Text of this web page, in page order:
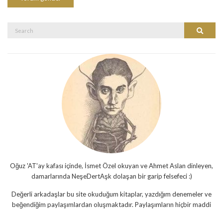
Search
Oğuz 'AT'ay kafası içinde, İsmet Özel okuyan ve Ahmet Aslan dinleyen,
damarlarında NeşeDertAşk dolaşan bir garip felsefeci :)
Değerli arkadaşlar bu site okuduğum kitaplar, yazdığım denemeler ve
beğendiğim paylaşımlardan oluşmaktadır. Paylaşımların hiçbir maddi